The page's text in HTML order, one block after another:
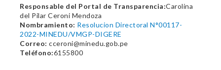
Responsable del Portal de Transparencia:Carolina
del Pilar Ceroni Mendoza
Nombramiento: Resolucion Directoral N°00117-
2022-MINEDU/VMGP-DIGERE
Correo: cceroni@minedu.gob.pe
Teléfono:6155800